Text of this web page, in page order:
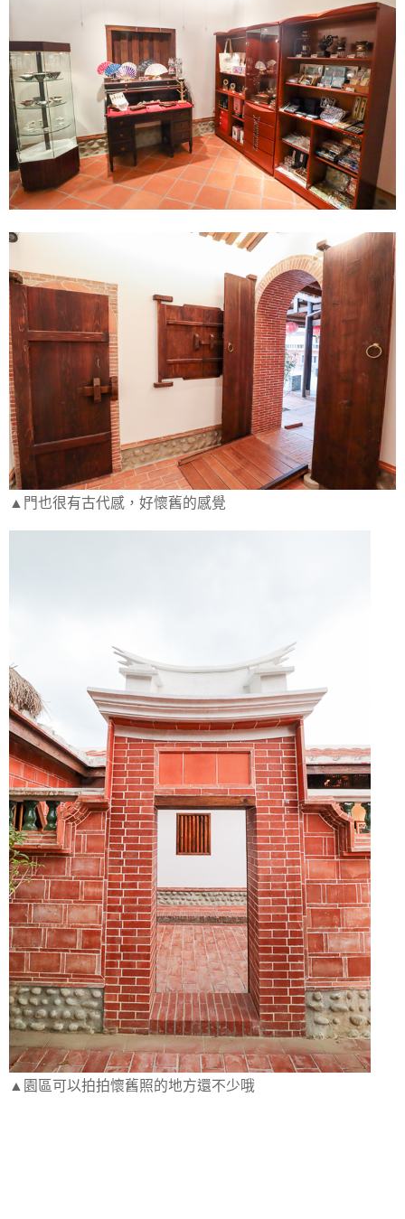
▲門也很有古代感，好懷舊的感覺
▲園區可以拍拍懷舊照的地方還不少哦